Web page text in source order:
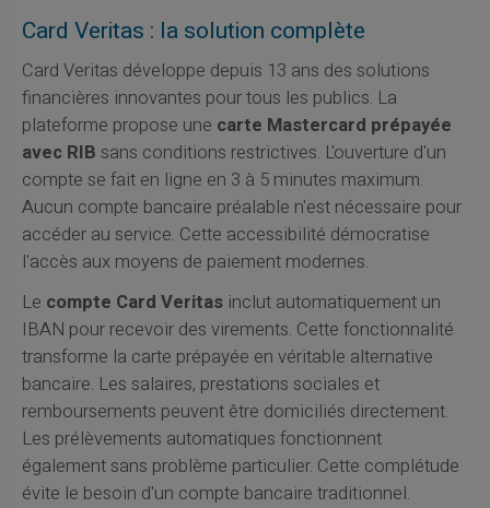
Card Veritas : la solution complète
Card Veritas développe depuis 13 ans des solutions
financières innovantes pour tous les publics. La
plateforme propose une carte Mastercard prépayée
avec RIB sans conditions restrictives. L'ouverture d'un
compte se fait en ligne en 3 à 5 minutes maximum.
Aucun compte bancaire préalable n'est nécessaire pour
accéder au service. Cette accessibilité démocratise
l'accès aux moyens de paiement modernes.
Le compte Card Veritasinclut automatiquement un
IBAN pour recevoir des virements. Cette fonctionnalité
transforme la carte prépayée en véritable alternative
bancaire. Les salaires, prestations sociales et
remboursements peuvent être domiciliés directement.
Les prélèvements automatiques fonctionnent
également sans problème particulier. Cette complétude
évite le besoin d'un compte bancaire traditionnel.